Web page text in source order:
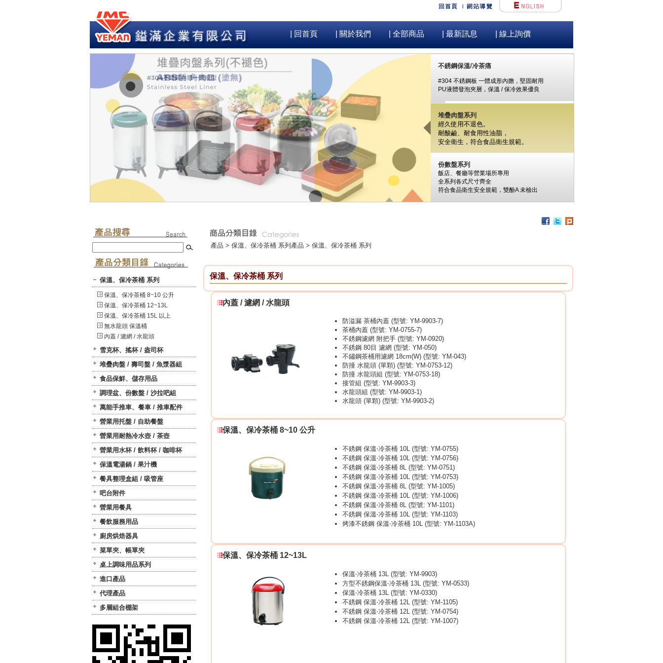
| 回首頁 | 關於我們 | 全部商品 | 最新訊息 | 線上詢價
不銹鋼保溫/冷茶痛
#304 不銹鋼板 一體成形內膽，堅固耐用
PU液體發泡夾層，保溫 / 保冷效果優良
堆疊肉盤系列
經久使用不退色。
耐酸鹼、耐食用性油脂，
安全衛生， 符合食品衛生規範。
份數盤系列
飯店、餐廳等營業場所專用
全系列各式尺寸齊全
符合食品衛生安全規範， 雙酚A未檢出
杯架組
搭配餐具整理盒，使用方式多元。
保溫、保冷茶桶 系列
保溫、保冷茶桶 8~10 公升
保溫、保冷茶桶 12~13L
保溫、保冷茶桶 15L 以上
無水龍頭 保溫桶
內蓋 / 濾網 / 水龍頭
雪克杯、搖杯 / 盎司杯
堆疊肉盤 / 壽司盤 / 魚漿器組
食品保鮮、儲存用品
調理盆、份數盤 / 沙拉吧組
萬能手推車、餐車 / 推車配件
營業用托盤 / 自助餐盤
營業用耐熱冷水壺 / 茶壺
營業用水杯 / 飲料杯 / 咖啡杯
保溫電湯鍋 / 果汁機
餐具整理盒組 / 吸管座
吧台附件
營業用餐具
餐飲服務用品
廚房烘焙器具
菜單夾、帳單夾
桌上調味用品系列
進口產品
代理產品
多層組合棚架
產品 > 保溫、保冷茶桶 系列 產品 > 保溫、保冷茶桶 系列
保溫、保冷茶桶 系列
內蓋 / 濾網 / 水龍頭
防溢漏 茶桶內蓋 (型號: YM-9903-7)
茶桶內蓋 (型號: YM-0755-7)
不銹鋼濾網 附把手 (型號: YM-0920)
不銹鋼 80目 濾網 (型號: YM-050)
不鏽鋼茶桶用濾網 18cm(W) (型號: YM-043)
防撞 水龍頭 (單顆) (型號: YM-0753-12)
防撞 水龍頭組 (型號: YM-0753-18)
接管組 (型號: YM-9903-3)
水龍頭組 (型號: YM-9903-1)
水龍頭 (單顆) (型號: YM-9903-2)
保溫、保冷茶桶 8~10 公升
不銹鋼 保溫‧冷茶桶 10L (型號: YM-0755)
不銹鋼 保溫‧冷茶桶 10L (型號: YM-0756)
不銹鋼 保溫‧冷茶桶 8L (型號: YM-0751)
不銹鋼 保溫‧冷茶桶 10L (型號: YM-0753)
不銹鋼 保溫‧冷茶桶 8L (型號: YM-1005)
不銹鋼 保溫‧冷茶桶 10L (型號: YM-1006)
不銹鋼 保溫‧冷茶桶 8L (型號: YM-1101)
不銹鋼 保溫‧冷茶桶 10L (型號: YM-1103)
烤漆不銹鋼 保溫‧冷茶桶 10L (型號: YM-1103A)
保溫、保冷茶桶 12~13L
保溫‧冷茶桶 13L (型號: YM-9903)
方型不銹鋼保溫‧冷茶桶 13L (型號: YM-0533)
保溫‧冷茶桶 13L (型號: YM-0330)
不銹鋼 保溫‧冷茶桶 12L (型號: YM-1105)
不銹鋼 保溫‧冷茶桶 12L (型號: YM-0754)
不銹鋼 保溫‧冷茶桶 12L (型號: YM-1007)